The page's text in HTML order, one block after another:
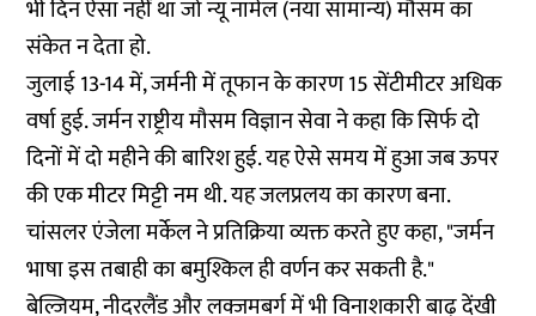
भी दिन ऐसा नहीं था जो न्यू नार्मल (नया सामान्य) मौसम का
संकेत न देता हो.
जुलाई 13-14 में, जर्मनी में तूफान के कारण 15 सेंटीमीटर अधिक
वर्षा हुई. जर्मन राष्ट्रीय मौसम विज्ञान सेवा ने कहा कि सिर्फ दो
दिनों में दो महीने की बारिश हुई. यह ऐसे समय में हुआ जब ऊपर
की एक मीटर मिट्टी नम थी. यह जलप्रलय का कारण बना.
चांसलर एंजेला मर्केल ने प्रतिक्रिया व्यक्त करते हुए कहा, "जर्मन
भाषा इस तबाही का बमुश्किल ही वर्णन कर सकती है."
बेल्जियम, नीदरलैंड और लक्जमबर्ग में भी विनाशकारी बाढ़ देंखी